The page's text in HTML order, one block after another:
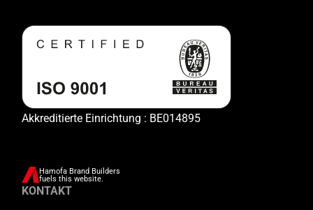
Akkreditierte Einrichtung : BE014895
Hamofa Brand Builders
fuels this website.
KONTAKT